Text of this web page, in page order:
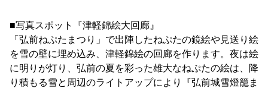
■写真スポット『津軽錦絵大回廊』
「弘前ねぷたまつり」で出陣したねぷたの鏡絵や見送り絵
を雪の壁に埋め込み、津軽錦絵の回廊を作ります。夜は絵
に明りが灯り、弘前の夏を彩った雄大なねぷたの絵は、降
り積もる雪と周辺のライトアップにより『弘前城雪燈籠ま